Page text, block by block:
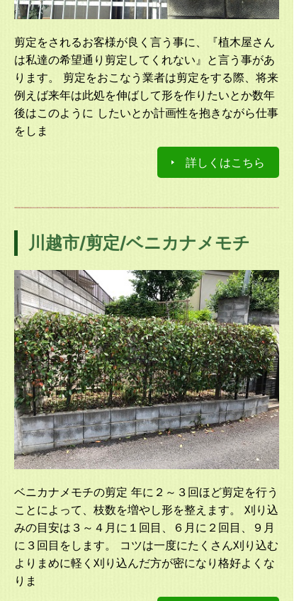
剪定をされるお客様が良く言う事に、『植木屋さん
は私達の希望通り剪定してくれない』と言う事があ
ります。 剪定をおこなう業者は剪定をする際、将来
例えば来年は此処を伸ばして形を作りたいとか数年
後はこのように したいとか計画性を抱きながら仕事
をしま
詳しくはこちら
川越市/剪定/ベニカナメモチ
ベニカナメモチの剪定 年に２～３回ほど剪定を行う
ことによって、枝数を増やし形を整えます。 刈り込
みの目安は３～４月に１回目、６月に２回目、９月
に３回目をします。 コツは一度にたくさん刈り込む
よりまめに軽く刈り込んだ方が密になり格好よくな
りま